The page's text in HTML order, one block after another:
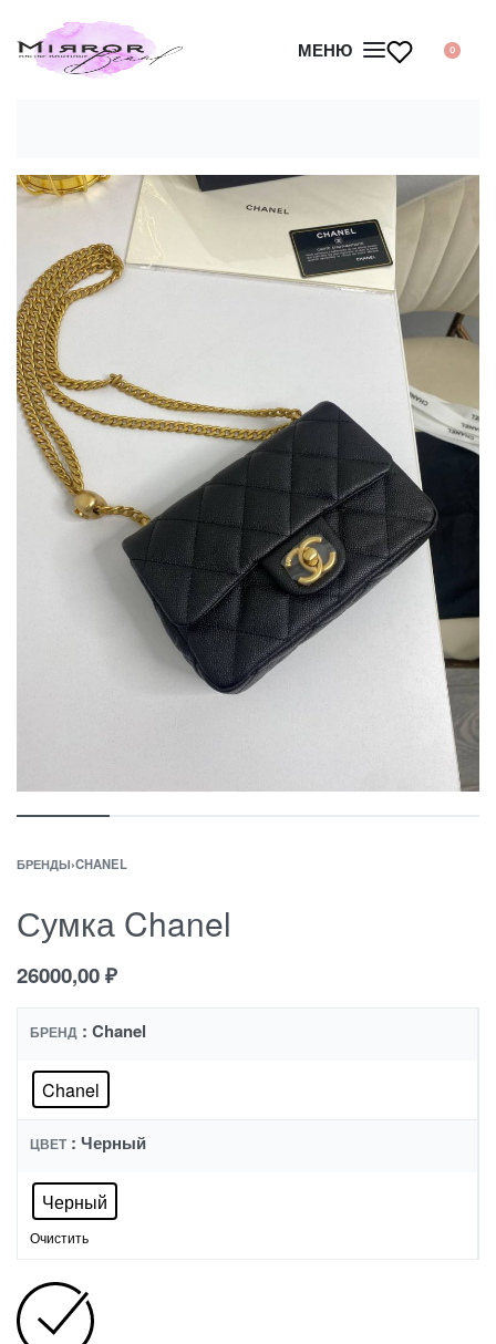
МЕНЮ 0
БРЕНДЫ›CHANEL
Сумка Chanel
26000,00₽
БРЕНД : Chanel
Chanel
ЦВЕТ : Черный
Черный
Очистить